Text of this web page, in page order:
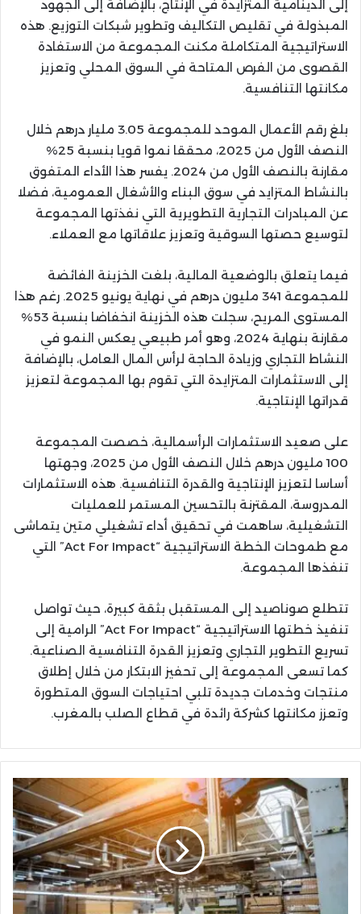
إلى الدينامية المتزايدة في الإنتاج، بالإضافة إلى الجهود
المبذولة في تقليص التكاليف وتطوير شبكات التوزيع. هذه
الاستراتيجية المتكاملة مكنت المجموعة من الاستفادة
القصوى من الفرص المتاحة في السوق المحلي وتعزيز
مكانتها التنافسية.
بلغ رقم الأعمال الموحد للمجموعة 3.05 مليار درهم خلال
النصف الأول من 2025، محققا نموا قويا بنسبة 25%
مقارنة بالنصف الأول من 2024. يفسر هذا الأداء المتفوق
بالنشاط المتزايد في سوق البناء والأشغال العمومية، فضلا
عن المبادرات التجارية التطويرية التي نفذتها المجموعة
لتوسيع حصتها السوقية وتعزيز علاقاتها مع العملاء.
فيما يتعلق بالوضعية المالية، بلغت الخزينة الفائضة
للمجموعة 341 مليون درهم في نهاية يونيو 2025. رغم هذا
المستوى المريح، سجلت هذه الخزينة انخفاضا بنسبة 53%
مقارنة بنهاية 2024، وهو أمر طبيعي يعكس النمو في
النشاط التجاري وزيادة الحاجة لرأس المال العامل، بالإضافة
إلى الاستثمارات المتزايدة التي تقوم بها المجموعة لتعزيز
قدراتها الإنتاجية.
على صعيد الاستثمارات الرأسمالية، خصصت المجموعة
100 مليون درهم خلال النصف الأول من 2025، وجهتها
أساسا لتعزيز الإنتاجية والقدرة التنافسية. هذه الاستثمارات
المدروسة، المقترنة بالتحسين المستمر للعمليات
التشغيلية، ساهمت في تحقيق أداء تشغيلي متين يتماشى
مع طموحات الخطة الاستراتيجية “Act For Impact” التي
تنفذها المجموعة.
تتطلع صوناصيد إلى المستقبل بثقة كبيرة، حيث تواصل
تنفيذ خطتها الاستراتيجية “Act For Impact” الرامية إلى
تسريع التطوير التجاري وتعزيز القدرة التنافسية الصناعية.
كما تسعى المجموعة إلى تحفيز الابتكار من خلال إطلاق
منتجات وخدمات جديدة تلبي احتياجات السوق المتطورة
وتعزز مكانتها كشركة رائدة في قطاع الصلب بالمغرب.
صناعة
الخشب
المغربية
في